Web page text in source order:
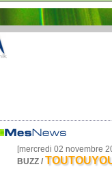
[mercredi 02 novembre
BUZZ /